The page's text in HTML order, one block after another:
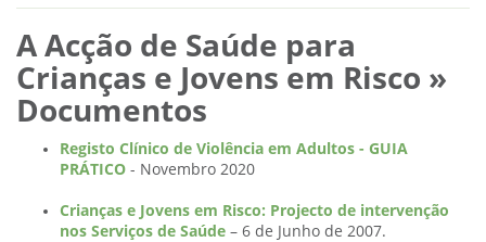
A Acção de Saúde para
Crianças e Jovens em Risco »
Documentos
Registo Clínico de Violência em Adultos - GUIA
PRÁTICO - Novembro 2020
Crianças e Jovens em Risco: Projecto de intervenção
nos Serviços de Saúde – 6 de Junho de 2007.